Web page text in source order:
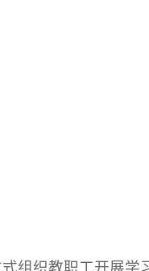
组织教职工开展学